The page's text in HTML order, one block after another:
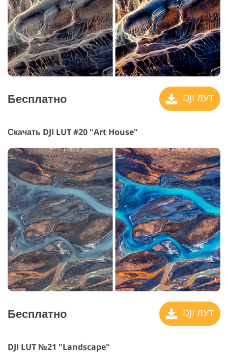
Бесплатно DJI ЛУТ
Скачать DJI LUT #20 "Art House"
Бесплатно DJI ЛУТ
DJI LUT №21 "Landscape"